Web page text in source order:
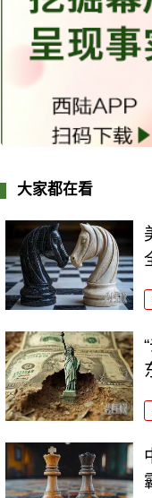
大家都在看